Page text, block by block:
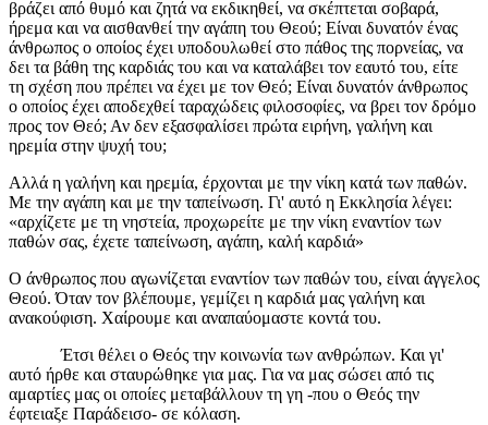
βράζει από θυμό και ζητά να εκδικηθεί, να σκέπτεται σοβαρά,
ήρεμα και να αισθανθεί την αγάπη του Θεού; Είναι δυνατόν ένας
άνθρωπος ο οποίος έχει υποδουλωθεί στο πάθος της πορνείας, να
δει τα βάθη της καρδιάς του και να καταλάβει τον εαυτό του, είτε
τη σχέση που πρέπει να έχει με τον Θεό; Είναι δυνατόν άνθρωπος
ο οποίος έχει αποδεχθεί ταραχώδεις φιλοσοφίες, να βρει τον δρόμο
προς τον Θεό; Αν δεν εξασφαλίσει πρώτα ειρήνη, γαλήνη και
ηρεμία στην ψυχή του;
Αλλά η γαλήνη και ηρεμία, έρχονται με την νίκη κατά των παθών.
Με την αγάπη και με την ταπείνωση. Γι' αυτό η Εκκλησία λέγει:
«αρχίζετε με τη νηστεία, προχωρείτε με την νίκη εναντίον των
παθών σας, έχετε ταπείνωση, αγάπη, καλή καρδιά»
Ο άνθρωπος που αγωνίζεται εναντίον των παθών του, είναι άγγελος
Θεού. Όταν τον βλέπουμε, γεμίζει η καρδιά μας γαλήνη και
ανακούφιση. Χαίρουμε και αναπαύομαστε κοντά του.
Έτσι θέλει ο Θεός την κοινωνία των ανθρώπων. Και γι'
αυτό ήρθε και σταυρώθηκε για μας. Για να μας σώσει από τις
αμαρτίες μας οι οποίες μεταβάλλουν τη γη -που ο Θεός την
έφτειαξε Παράδεισο- σε κόλαση.